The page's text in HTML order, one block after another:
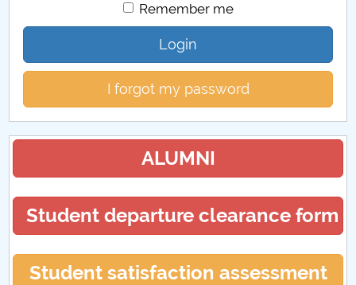
Remember me
Login
I forgot my password
ALUMNI
Student departure clearance form
Student satisfaction assessment